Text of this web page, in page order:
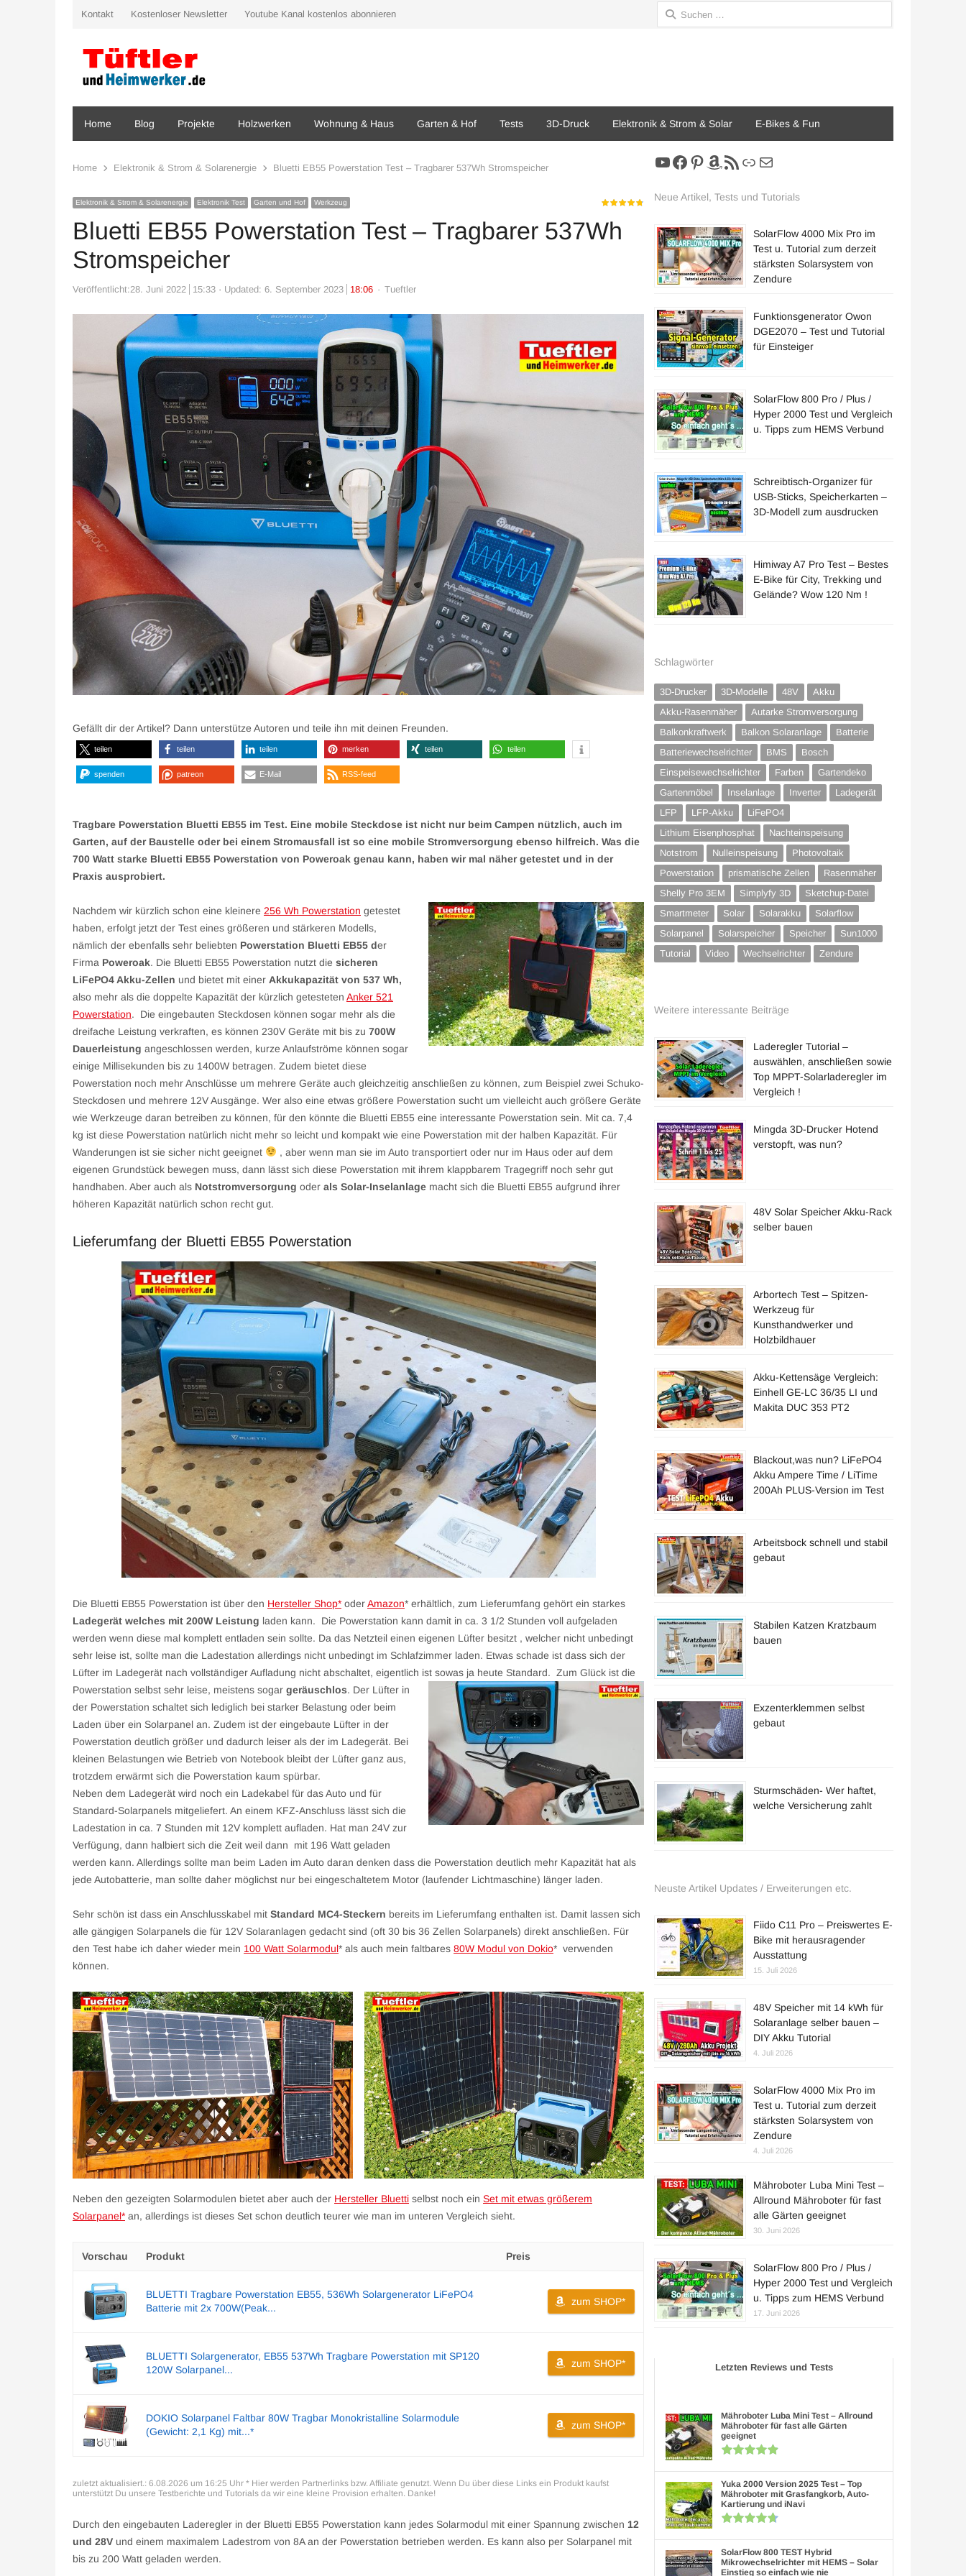
Kontakt Kostenloser Newsletter Youtube Kanal kostenlos abonnieren
Suchen
nach:
Home Blog Projekte Holzwerken Wohnung & Haus Garten & Hof Tests 3D-Druck Elektronik & Strom & Solar E-Bikes & Fun
Home Elektronik & Strom & Solarenergie Bluetti EB55 Powerstation Test – Tragbarer 537Wh Stromspeicher
Elektronik & Strom & Solarenergie Elektronik Test Garten und Hof Werkzeug
Bluetti EB55 Powerstation Test – Tragbarer 537Wh
Stromspeicher
Veröffentlicht:28. Juni 2022 15:33 Updated: 6. September 2023 18:06 Author
Tueftler
Gefällt dir der Artikel? Dann unterstütze Autoren und teile ihn mit deinen Freunden.
teilen teilen teilen merken teilen teilen
spenden patreon E-Mail RSS-feed
Tragbare Powerstation Bluetti EB55 im Test. Eine mobile Steckdose ist nicht nur beim Campen nützlich, auch im
Garten, auf der Baustelle oder bei einem Stromausfall ist so eine mobile Stromversorgung ebenso hilfreich. Was die
700 Watt starke Bluetti EB55 Powerstation von Poweroak genau kann, haben wir mal näher getestet und in der
Praxis ausprobiert.
Nachdem wir kürzlich schon eine kleinere 256 Wh Powerstation getestet
haben, erfolgt jetzt der Test eines größeren und stärkeren Modells,
nämlich der ebenfalls sehr beliebten Powerstation Bluetti EB55 der
Firma Poweroak. Die Bluetti EB55 Powerstation nutzt die sicheren
LiFePO4 Akku-Zellen und bietet mit einer Akkukapazität von 537 Wh,
also mehr als die doppelte Kapazität der kürzlich getesteten Anker 521
Powerstation. Die eingebauten Steckdosen können sogar mehr als die
dreifache Leistung verkraften, es können 230V Geräte mit bis zu 700W
Dauerleistung angeschlossen werden, kurze Anlaufströme können sogar
einige Millisekunden bis zu 1400W betragen. Zudem bietet diese
Powerstation noch mehr Anschlüsse um mehrere Geräte auch gleichzeitig anschließen zu können, zum Beispiel zwei Schuko-
Steckdosen und mehrere 12V Ausgänge. Wer also eine etwas größere Powerstation sucht um vielleicht auch größere Geräte
wie Werkzeuge daran betreiben zu können, für den könnte die Bluetti EB55 eine interessante Powerstation sein. Mit ca. 7,4
kg ist diese Powerstation natürlich nicht mehr so leicht und kompakt wie eine Powerstation mit der halben Kapazität. Für
Wanderungen ist sie sicher nicht geeignet
, aber wenn man sie im Auto transportiert oder nur im Haus oder auf dem
eigenen Grundstück bewegen muss, dann lässt sich diese Powerstation mit ihrem klappbarem Tragegriff noch sehr gut
handhaben. Aber auch als Notstromversorgung oder als Solar-Inselanlage macht sich die Bluetti EB55 aufgrund ihrer
höheren Kapazität natürlich schon recht gut.
Lieferumfang der Bluetti EB55 Powerstation
Die Bluetti EB55 Powerstation ist über den Hersteller Shop* oderAmazon* erhältlich, zum Lieferumfang gehört ein starkes
Ladegerät welches mit 200W Leistung laden kann. Die Powerstation kann damit in ca. 3 1/2 Stunden voll aufgeladen
werden wenn diese mal komplett entladen sein sollte. Da das Netzteil einen eigenen Lüfter besitzt , welcher nicht unbedingt
sehr leise ist, sollte man die Ladestation allerdings nicht unbedingt im Schlafzimmer laden. Etwas schade ist dass sich der
Lüfter im Ladegerät nach vollständiger Aufladung nicht abschaltet, eigentlich ist sowas ja heute Standard. Zum Glück ist die
Powerstation selbst sehr leise, meistens sogar geräuschlos. Der Lüfter in
der Powerstation schaltet sich lediglich bei starker Belastung oder beim
Laden über ein Solarpanel an. Zudem ist der eingebaute Lüfter in der
Powerstation deutlich größer und dadurch leiser als der im Ladegerät. Bei
kleinen Belastungen wie Betrieb von Notebook bleibt der Lüfter ganz aus,
trotzdem erwärmt sich die Powerstation kaum spürbar.
Neben dem Ladegerät wird noch ein Ladekabel für das Auto und für
Standard-Solarpanels mitgeliefert. An einem KFZ-Anschluss lässt sich die
Ladestation in ca. 7 Stunden mit 12V komplett aufladen. Hat man 24V zur
Verfügung, dann halbiert sich die Zeit weil dann mit 196 Watt geladen
werden kann. Allerdings sollte man beim Laden im Auto daran denken dass die Powerstation deutlich mehr Kapazität hat als
jede Autobatterie, man sollte daher möglichst nur bei eingeschaltetem Motor (laufender Lichtmaschine) länger laden.
Sehr schön ist dass ein Anschlusskabel mit Standard MC4-Steckern bereits im Lieferumfang enthalten ist. Damit lassen sich
alle gängigen Solarpanels die für 12V Solaranlagen gedacht sind (oft 30 bis 36 Zellen Solarpanels) direkt anschließen. Für
den Test habe ich daher wieder mein 100 Watt Solarmodul* als auch mein faltbares 80W Modul von Dokio* verwenden
können.
Neben den gezeigten Solarmodulen bietet aber auch der Hersteller Bluetti selbst noch ein Set mit etwas größerem
Solarpanel* an, allerdings ist dieses Set schon deutlich teurer wie man im unteren Vergleich sieht.
Vorschau Produkt Preis
BLUETTI Tragbare Powerstation EB55, 536Wh Solargenerator LiFePO4
Batterie mit 2x 700W(Peak...
zum SHOP*
BLUETTI Solargenerator, EB55 537Wh Tragbare Powerstation mit SP120
120W Solarpanel...
zum SHOP*
DOKIO Solarpanel Faltbar 80W Tragbar Monokristalline Solarmodule
(Gewicht: 2,1 Kg) mit...*
zum SHOP*
zuletzt aktualisiert.: 6.08.2026 um 16:25 Uhr * Hier werden Partnerlinks bzw. Affiliate genutzt. Wenn Du über diese Links ein Produkt kaufst
unterstützt Du unsere Testberichte und Tutorials da wir eine kleine Provision erhalten. Danke!
Durch den eingebauten Laderegler in der Bluetti EB55 Powerstation kann jedes Solarmodul mit einer Spannung zwischen 12
und 28V und einem maximalem Ladestrom von 8A an der Powerstation betrieben werden. Es kann also per Solarpanel mit
bis zu 200 Watt geladen werden.
YouTube
Facebook
Pinterest
Amazon
RSS-Feed
Link
E-Mail
Neue Artikel, Tests und Tutorials
SolarFlow 4000 Mix Pro im
Test u. Tutorial zum derzeit
stärksten Solarsystem von
Zendure
Funktionsgenerator Owon
DGE2070 – Test und Tutorial
für Einsteiger
SolarFlow 800 Pro / Plus /
Hyper 2000 Test und Vergleich
u. Tipps zum HEMS Verbund
Schreibtisch-Organizer für
USB-Sticks, Speicherkarten –
3D-Modell zum ausdrucken
Himiway A7 Pro Test – Bestes
E-Bike für City, Trekking und
Gelände? Wow 120 Nm !
Schlagwörter
3D-Drucker 3D-Modelle 48V
Akku
Akku-Rasenmäher
Autarke Stromversorgung
Balkonkraftwerk
Balkon Solaranlage
Batterie
Batteriewechselrichter
BMS
Bosch
Einspeisewechselrichter
Farben
Gartendeko
Gartenmöbel
Inselanlage Inverter
Ladegerät
LFP
LFP-Akku
LiFePO4
Lithium Eisenphosphat
Nachteinspeisung
Notstrom
Nulleinspeisung
Photovoltaik
Powerstation
prismatische Zellen
Rasenmäher
Shelly Pro 3EM
Simplyfy 3D
Sketchup-Datei
Smartmeter
Solar Solarakku
Solarflow
Solarpanel
Solarspeicher Speicher
Sun1000
Tutorial
Video Wechselrichter Zendure
Weitere interessante Beiträge
Laderegler Tutorial –
auswählen, anschließen sowie
Top MPPT-Solarladeregler im
Vergleich !
Mingda 3D-Drucker Hotend
verstopft, was nun?
48V Solar Speicher Akku-Rack
selber bauen
Arbortech Test – Spitzen-
Werkzeug für
Kunsthandwerker und
Holzbildhauer
Akku-Kettensäge Vergleich:
Einhell GE-LC 36/35 LI und
Makita DUC 353 PT2
Blackout,was nun? LiFePO4
Akku Ampere Time / LiTime
200Ah PLUS-Version im Test
Arbeitsbock schnell und stabil
gebaut
Stabilen Katzen Kratzbaum
bauen
Exzenterklemmen selbst
gebaut
Sturmschäden- Wer haftet,
welche Versicherung zahlt
Neuste Artikel Updates / Erweiterungen etc.
Fiido C11 Pro – Preiswertes E-
Bike mit herausragender
Ausstattung
15. Juli 2026
48V Speicher mit 14 kWh für
Solaranlage selber bauen –
DIY Akku Tutorial
4. Juli 2026
SolarFlow 4000 Mix Pro im
Test u. Tutorial zum derzeit
stärksten Solarsystem von
Zendure
4. Juli 2026
Mähroboter Luba Mini Test –
Allround Mähroboter für fast
alle Gärten geeignet
30. Juni 2026
SolarFlow 800 Pro / Plus /
Hyper 2000 Test und Vergleich
u. Tipps zum HEMS Verbund
17. Juni 2026
Letzten Reviews und Tests
Mähroboter Luba Mini Test – Allround
Mähroboter für fast alle Gärten
geeignet
Yuka 2000 Version 2025 Test – Top
Mähroboter mit Grasfangkorb, Auto-
Kartierung und iNavi
SolarFlow 800 TEST Hybrid
Mikrowechselrichter mit HEMS – Solar
Einstieg so einfach wie nie